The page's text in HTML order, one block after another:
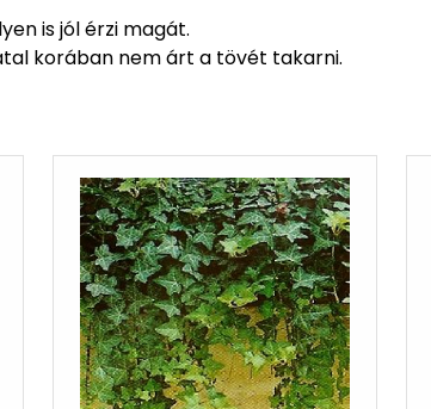
is jól érzi magát.
korában nem árt a tövét takarni.